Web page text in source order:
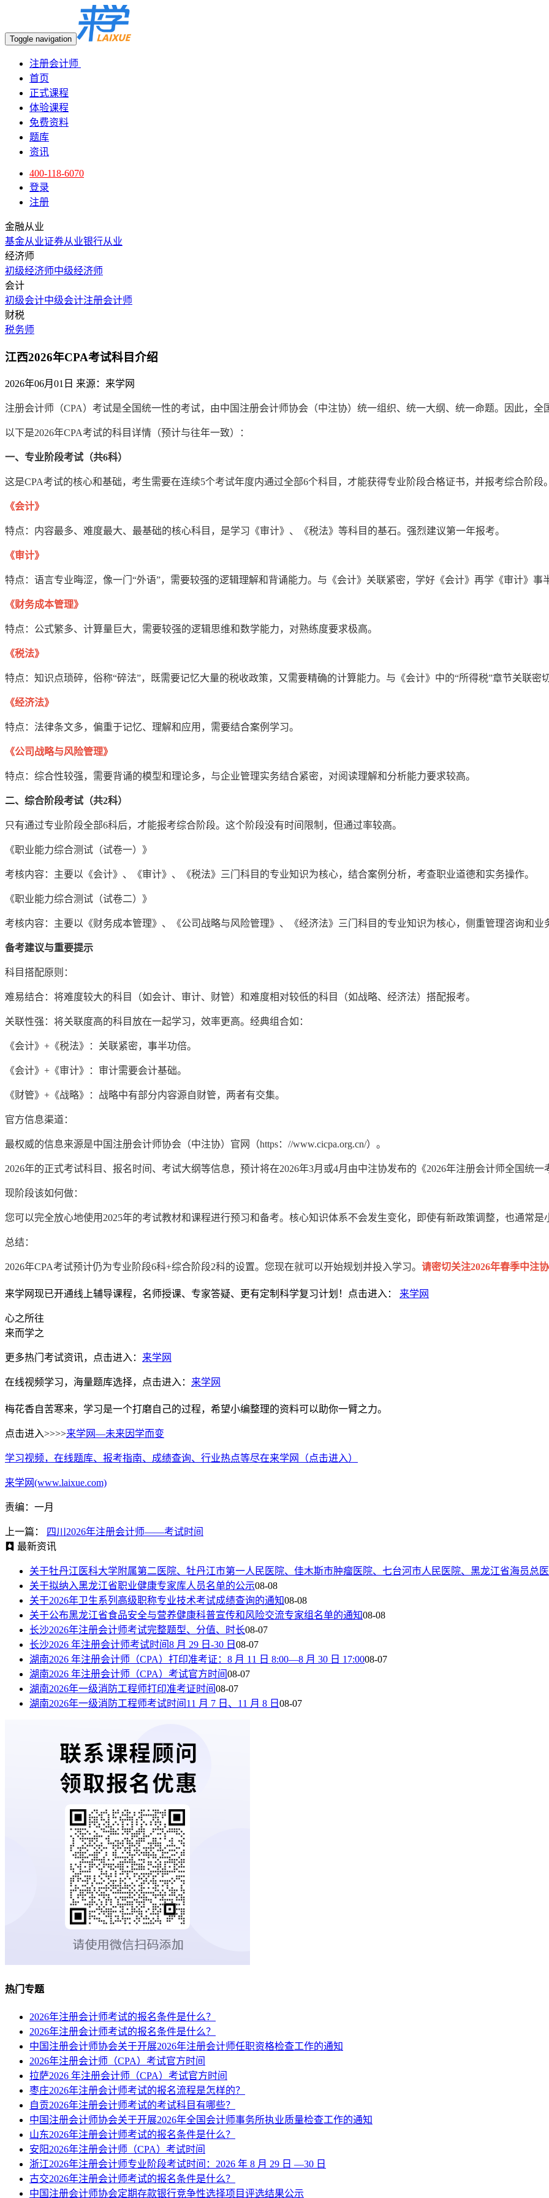
Toggle navigation
注册会计师
首页
正式课程
体验课程
免费资料
题库
资讯
400-118-6070
登录
注册
金融从业
基金从业证券从业银行从业
经济师
初级经济师中级经济师
会计
初级会计中级会计注册会计师
财税
税务师
江西2026年CPA考试科目介绍
2026年06月01日 来源：来学网
注册会计师（CPA）考试是全国统一性的考试，由中国注册会计师协会（中注协）统一组织、统一大纲、统一命题。因此，
以下是2026年CPA考试的科目详情（预计与往年一致）：
一、专业阶段考试（共6科）
这是CPA考试的核心和基础，考生需要在连续5个考试年度内通过全部6个科目，才能获得专业阶段合格证书，并报考综合阶段
《会计》
特点：内容最多、难度最大、最基础的核心科目，是学习《审计》、《税法》等科目的基石。强烈建议第一年报考。
《审计》
特点：语言专业晦涩，像一门“外语”，需要较强的逻辑理解和背诵能力。与《会计》关联紧密，学好《会计》再学《审计》事
《财务成本管理》
特点：公式繁多、计算量巨大，需要较强的逻辑思维和数学能力，对熟练度要求极高。
《税法》
特点：知识点琐碎，俗称“碎法”，既需要记忆大量的税收政策，又需要精确的计算能力。与《会计》中的“所得税”章节关联密
《经济法》
特点：法律条文多，偏重于记忆、理解和应用，需要结合案例学习。
《公司战略与风险管理》
特点：综合性较强，需要背诵的模型和理论多，与企业管理实务结合紧密，对阅读理解和分析能力要求较高。
二、综合阶段考试（共2科）
只有通过专业阶段全部6科后，才能报考综合阶段。这个阶段没有时间限制，但通过率较高。
《职业能力综合测试（试卷一）》
考核内容：主要以《会计》、《审计》、《税法》三门科目的专业知识为核心，结合案例分析，考查职业道德和实务操作。
《职业能力综合测试（试卷二）》
考核内容：主要以《财务成本管理》、《公司战略与风险管理》、《经济法》三门科目的专业知识为核心，侧重管理咨询和业
备考建议与重要提示
科目搭配原则：
难易结合：将难度较大的科目（如会计、审计、财管）和难度相对较低的科目（如战略、经济法）搭配报考。
关联性强：将关联度高的科目放在一起学习，效率更高。经典组合如：
《会计》+《税法》：关联紧密，事半功倍。
《会计》+《审计》：审计需要会计基础。
《财管》+《战略》：战略中有部分内容源自财管，两者有交集。
官方信息渠道：
最权威的信息来源是中国注册会计师协会（中注协）官网（https：//www.cicpa.org.cn/）。
2026年的正式考试科目、报名时间、考试大纲等信息，预计将在2026年3月或4月由中注协发布的《2026年注册会计师全国统
现阶段该如何做：
您可以完全放心地使用2025年的考试教材和课程进行预习和备考。核心知识体系不会发生变化，即使有新政策调整，也通常
总结：
2026年CPA考试预计仍为专业阶段6科+综合阶段2科的设置。您现在就可以开始规划并投入学习。 请密切关注2026年春季中注
来学网现已开通线上辅导课程，名师授课、专家答疑、更有定制科学复习计划！点击进入： 来学网
心之所往
来而学之
更多热门考试资讯，点击进入： 来学网
在线视频学习，海量题库选择，点击进入： 来学网
梅花香自苦寒来，学习是一个打磨自己的过程，希望小编整理的资料可以助你一臂之力。
点击进入>>>>来学网—未来因学而变
学习视频，在线题库、报考指南、成绩查询、行业热点等尽在来学网（点击进入）
来学网(www.laixue.com)
责编：一月
上一篇：
四川2026年注册会计师——考试时间
最新资讯
关于牡丹江医科大学附属第二医院、牡丹江市第一人民医院、佳木斯市肿瘤医院、七台河市人民医院、黑龙江省海员总
关于拟纳入黑龙江省职业健康专家库人员名单的公示08-08
关于2026年卫生系列高级职称专业技术考试成绩查询的通知08-08
关于公布黑龙江省食品安全与营养健康科普宣传和风险交流专家组名单的通知08-08
长沙2026年注册会计师考试完整题型、分值、时长08-07
长沙2026 年注册会计师考试时间8 月 29 日-30 日 08-07
湖南2026 年注册会计师（CPA）打印准考证：8 月 11 日 8:00—8 月 30 日 17:0008-07
湖南2026 年注册会计师（CPA）考试官方时间08-07
湖南2026年一级消防工程师打印准考证时间08-07
湖南2026年一级消防工程师考试时间11 月 7 日、11 月 8 日 08-07
热门专题
2026年注册会计师考试的报名条件是什么？
2026年注册会计师考试的报名条件是什么？
中国注册会计师协会关于开展2026年注册会计师任职资格检查工作的通知
2026年注册会计师（CPA）考试官方时间
拉萨2026 年注册会计师（CPA）考试官方时间
枣庄2026年注册会计师考试的报名流程是怎样的？
自贡2026年注册会计师考试的考试科目有哪些？
中国注册会计师协会关于开展2026年全国会计师事务所执业质量检查工作的通知
山东2026年注册会计师考试的报名条件是什么？
安阳2026年注册会计师（CPA）考试时间
浙江2026年注册会计师专业阶段考试时间：2026 年 8 月 29 日 —30 日
古交2026年注册会计师考试的报名条件是什么？
中国注册会计师协会定期存款银行竞争性选择项目评选结果公示